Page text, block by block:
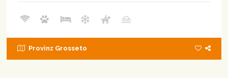
Provinz Grosseto